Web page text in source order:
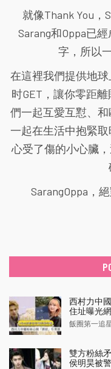
就像Thank You，
Sarang和Oppa已
字，所以
在這裡我們提供地
时GET，讓你零距
們一起互愛互懟、
一起在生活中抱緊
心受了傷的小心臟
SarangOppa，
西村力中
住址曝光
飯圈第一追
雙方粉絲
侯明昊被